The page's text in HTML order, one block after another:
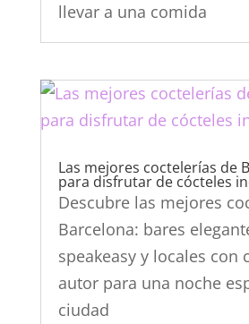
llevar a una comida
Las mejores coctelerías de
para disfrutar de cócteles
Descubre las mejores
Barcelona: bares
speakeasy y locales con
autor para una noche
ciudad